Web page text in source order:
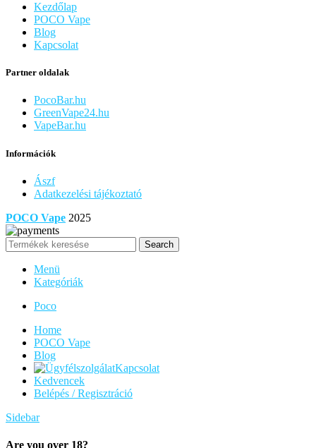
Kezdőlap
POCO Vape
Blog
Kapcsolat
Partner oldalak
PocoBar.hu
GreenVape24.hu
VapeBar.hu
Információk
Ászf
Adatkezelési tájékoztató
POCO Vape 2025
Search
Menü
Kategóriák
Poco
Home
POCO Vape
Blog
Kapcsolat
Kedvencek
Belépés / Regisztráció
Sidebar
Are you over 18?